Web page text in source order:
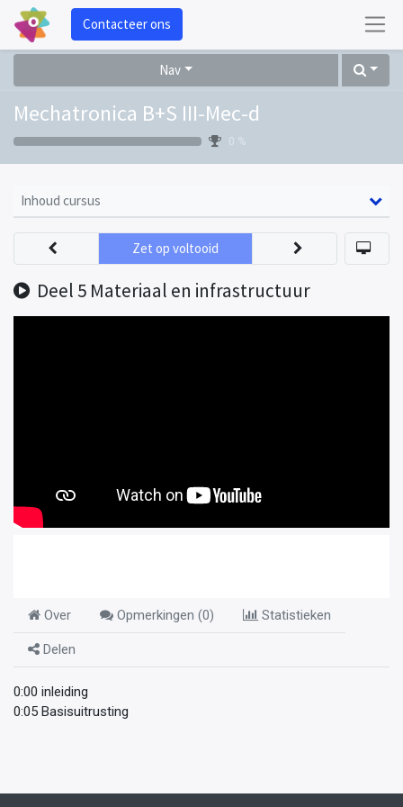
Contacteer ons
Nav
Mechatronica B+S III-Mec-d
0 %
Inhoud cursus
Deel 5 Materiaal en infrastructuur
Zet op voltooid
Over Opmerkingen (0) Statistieken
Delen
0:00 inleiding
0:05 Basisuitrusting